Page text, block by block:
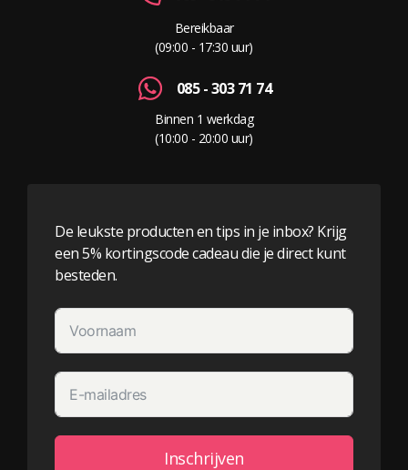
Bereikbaar
(09:00 - 17:30 uur)
085 - 303 71 74
Binnen 1 werkdag
(10:00 - 20:00 uur)
De leukste producten en tips in je inbox? Krijg
een 5% kortingscode cadeau die je direct kunt
besteden.
Inschrijven